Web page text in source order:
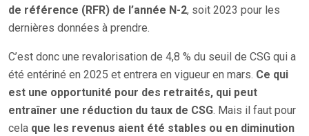
de référence (RFR) de l’année N-2, soit 2023 pour les
dernières données à prendre.
C’est donc une revalorisation de 4,8 % du seuil de CSG qui a
été entériné en 2025 et entrera en vigueur en mars. Ce qui
est une opportunité pour des retraités, qui peut
entraîner une réduction du taux de CSG. Mais il faut pour
cela que les revenus aient été stables ou en diminution